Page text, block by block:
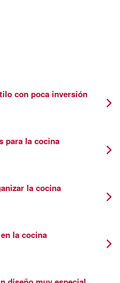
con poca inversión
para la cocina
la cocina
la cocina